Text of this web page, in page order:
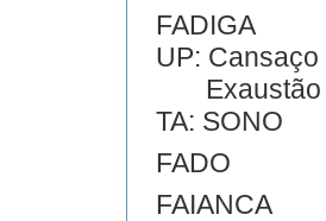
FADIGA
UP: Cansaço
Exaustão
TA: SONO
FADO
FAIANCA